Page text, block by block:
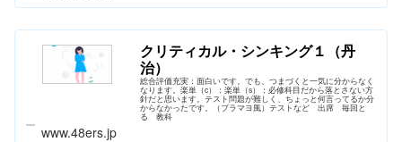
クリティカル・シンキング１（丹
治）
総合評価充実：面白いです。でも、つまづくと一気に分からなく
なります。楽単（c）：楽単（s）：必修科目だから落とさない方
針だと思います。テスト問題が難しく、ちょっと何言ってるか分
からなかったです。（ブラマヨ風）テストなど 出席 毎回と
る 教科
www.48ers.jp